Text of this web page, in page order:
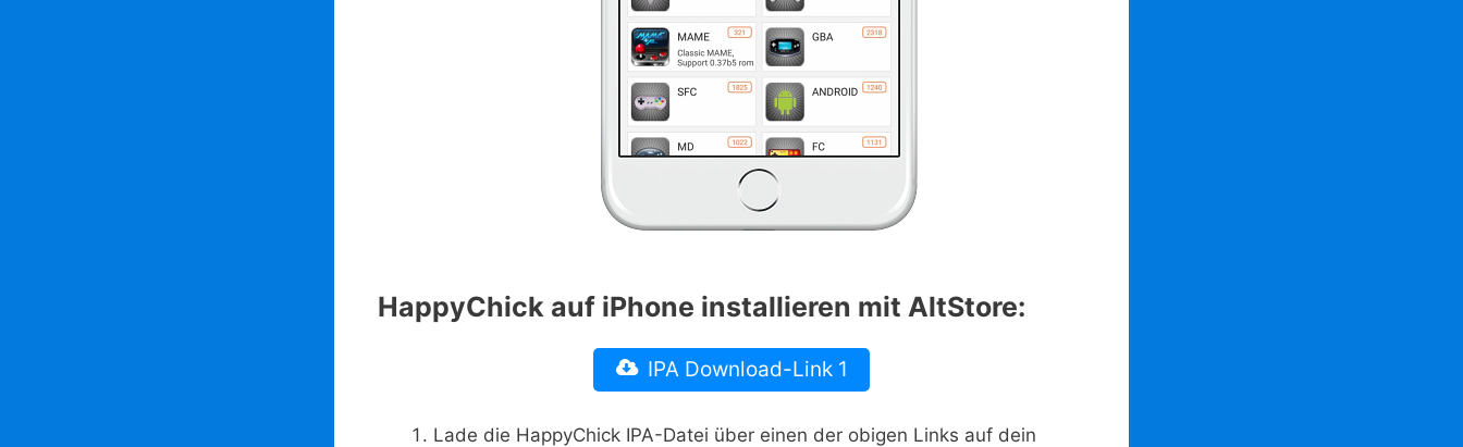
HappyChick auf iPhone installieren mit AltStore:
IPA Download-Link 1
Lade die HappyChick IPA-Datei über einen der obigen Links auf dein